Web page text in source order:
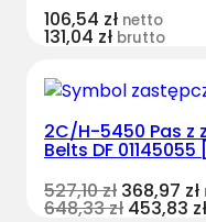
106,54 zł netto
131,04 zł brutto
2C/H-5450 Pas z
Belts DF
527,10zł 368,97 zł
648,33zł 453,83 zł